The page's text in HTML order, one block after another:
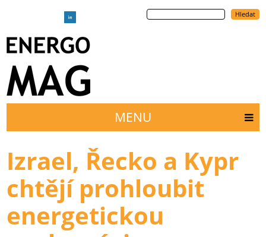
Hledat
menu
MENU
Izrael, Řecko a Kypr
chtějí prohloubit
energetickou